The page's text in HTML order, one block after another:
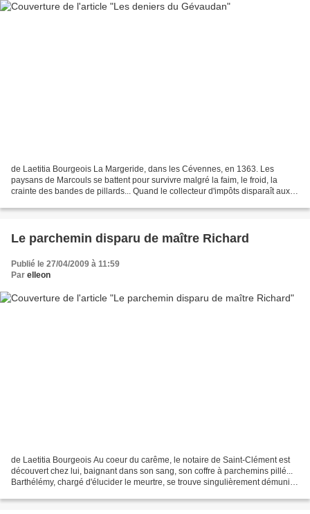
de Laetitia Bourgeois La Margeride, dans les Cévennes, en 1363. Les
paysans de Marcouls se battent pour survivre malgré la faim, le froid, la
crainte des bandes de pillards... Quand le collecteur d'impôts disparaît aux
Le parchemin disparu de maître Richard
Publié le 27/04/2009 à 11:59
Par elleon
de Laetitia Bourgeois Au coeur du carême, le notaire de Saint-Clément est
découvert chez lui, baignant dans son sang, son coffre à parchemins pillé...
Barthélémy, chargé d'élucider le meurtre, se trouve singulièrement démuni